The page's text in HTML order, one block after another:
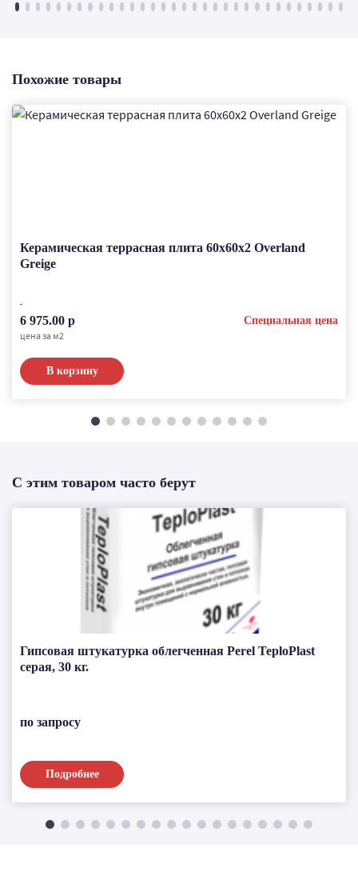
Похожие товары
Керамическая террасная плита 60x60x2 Overland
Greige
6 975.00 р
Специальная цена
цена за м2
В корзину
С этим товаром часто берут
Гипсовая штукатурка облегченная Perel TeploPlast
серая, 30 кг.
по запросу
Подробнее